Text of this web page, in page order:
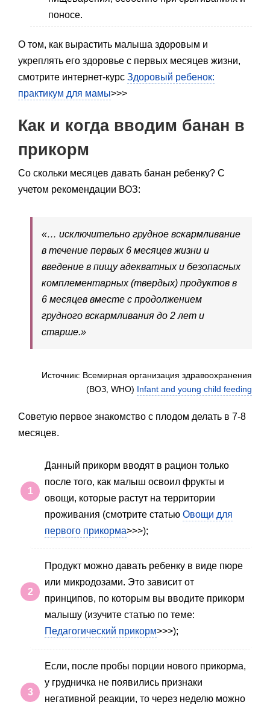
поносе.
О том, как вырастить малыша здоровым и
укреплять его здоровье с первых месяцев жизни,
смотрите интернет-курс Здоровый ребенок:
практикум для мамы>>>
Как и когда вводим банан в
прикорм
Со скольки месяцев давать банан ребенку? С
учетом рекомендации ВОЗ:
«… исключительно грудное вскармливание
в течение первых 6 месяцев жизни и
введение в пищу адекватных и безопасных
комплементарных (твердых) продуктов в
6 месяцев вместе с продолжением
грудного вскармливания до 2 лет и
старше.»
Источник: Всемирная организация здравоохранения
(ВОЗ, WHO) Infant and young child feeding
Советую первое знакомство с плодом делать в 7-8
месяцев.
Данный прикорм вводят в рацион только
после того, как малыш освоил фрукты и
овощи, которые растут на территории
проживания (смотрите статью Овощи для
первого прикорма>>>);
Продукт можно давать ребенку в виде пюре
или микродозами. Это зависит от
принципов, по которым вы вводите прикорм
малышу (изучите статью по теме:
Педагогический прикорм>>>);
Если, после пробы порции нового прикорма,
у грудничка не появились признаки
негативной реакции, то через неделю можно